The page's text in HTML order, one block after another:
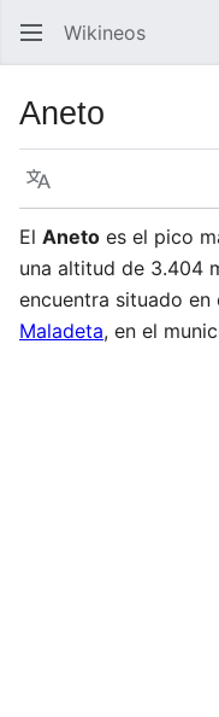
Wikineos
Aneto
Idioma
El Aneto es el pico
una altitud de 3.404
encuentra situado en
Maladeta, en el